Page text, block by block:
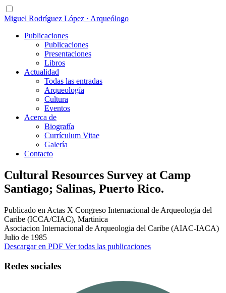
Miguel Rodríguez López · Arqueólogo
Publicaciones
Publicaciones
Presentaciones
Libros
Actualidad
Todas las entradas
Arqueología
Cultura
Eventos
Acerca de
Biografía
Currículum Vitae
Galería
Contacto
Cultural Resources Survey at Camp
Santiago; Salinas, Puerto Rico.
Publicado en Actas X Congreso Internacional de Arqueologia del
Caribe (ICCA/CIAC), Martinica
Asociacion Internacional de Arqueologia del Caribe (AIAC-IACA)
Julio de 1985
Descargar en PDF Ver todas las publicaciones
Redes sociales